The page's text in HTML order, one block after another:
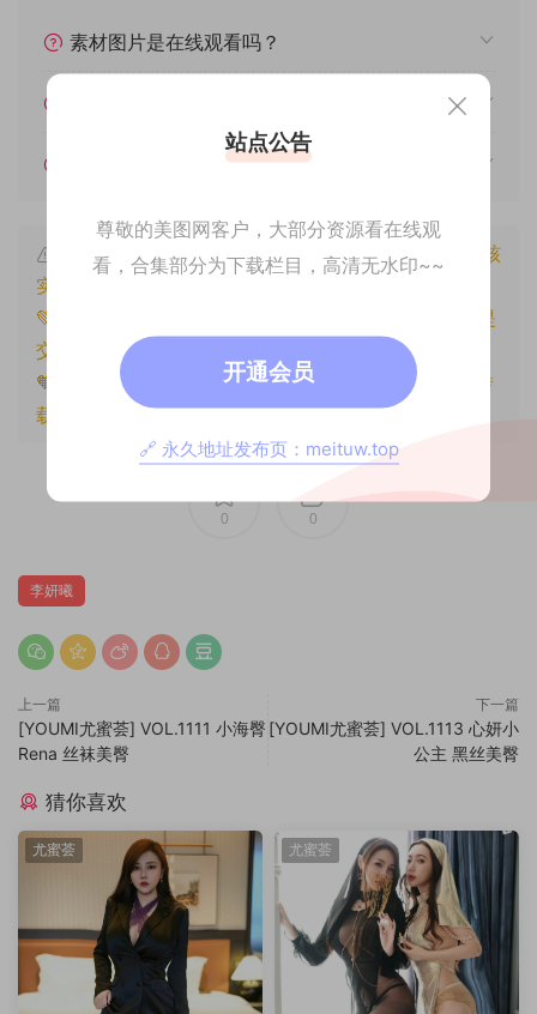
素材图片是在线观看吗？
遇见其他问题怎么办？
本文资源仅供个人参考学习，请勿批量搬运，一经核
实将封禁账号权限！
💚本文资源均来源网友分享，若侵犯了您的权益可以提
交工单处理。
🧡原文链接：
https://www.znjxg.com/1206.html
，转
载请注明出处。
0 0
李妍曦
上一篇
[YOUMI尤蜜荟] VOL.1111 小海臀
Rena 丝袜美臀
下一篇
[YOUMI尤蜜荟] VOL.1113 心妍小
公主 黑丝美臀
猜你喜欢
尤蜜荟 尤蜜荟
站点公告
尊敬的美图网客户，大部分资源看在线观
看，合集部分为下载栏目，高清无水印~~
开通会员
🔗 永久地址发布页：meituw.top